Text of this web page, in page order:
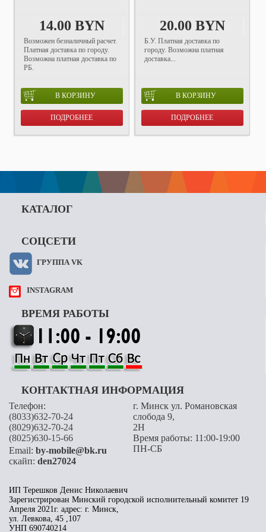
14.00 BYN
Возможен безналичный расчет.
Платная доставка по городу.
Возможна платная доставка по
РБ.
В КОРЗИНУ
ПОДРОБНЕЕ
20.00 BYN
Б.У. Платная доставка по
городу. Возможна платная
доставка...
В КОРЗИНУ
ПОДРОБНЕЕ
КАТАЛОГ
СОЦСЕТИ
ГРУППА VK
INSTAGRAM
ВРЕМЯ РАБОТЫ
КОНТАКТНАЯ ИНФОРМАЦИЯ
Телефон:
(8033)632-70-24
(8029)632-70-24
(8025)630-15-66
Email: by-mobile@bk.ru
скайп: den27024
г. Минск ул. Романовская
слобода 9,
2H
Время работы: 11:00-19:00
ПН-СБ
ИП Терешков Денис Николаевич
Зарегистрирован Минский городской исполнительный комитет 19
Апреля 2021г. адрес: г. Минск,
ул. Левкова, 45 ,107
УНП 690740214